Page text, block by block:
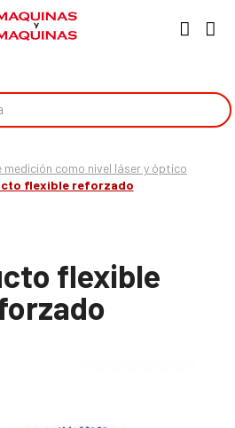
medición como nivel láser y óptico
flexible reforzado
flexible